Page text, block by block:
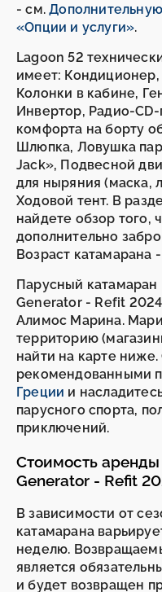
- см.
«Опции и услуги».
Lagoon 52
имеет: Кондиционер,
Колонки в кабине,
Инвертор, Радио-
комфорта на борту
Шлюпка, Ловушка
Jack», Подвесной
для ныряния (маска,
Ходовой тент. В
найдете обзор того,
дополнительно
Возраст катамарана
Парусный
Generator - Refit
Алимос Марина.
территорию
найти на карте
рекомендованными
Греции и
парусного спорта,
приключений.
Стоимость
Generator - Refit
В зависимости от
катамарана
неделю.
является
и будет возвращен